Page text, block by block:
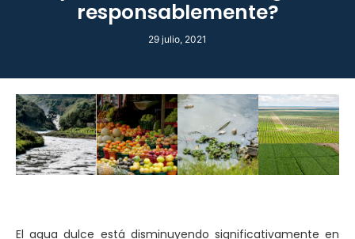
responsablemente?
29 julio, 2021
El agua dulce está disminuyendo significativamente en